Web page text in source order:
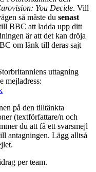
You Decide. Vill
så måste du senast
BBC att ladda upp ditt
är att det kan dröja
om länk till deras sajt
uttagning
mejladress:
på den tilltänkta
(textförfattare/n och
du att få ett svarsmejl
antagningen. Lägg alltså
per team.